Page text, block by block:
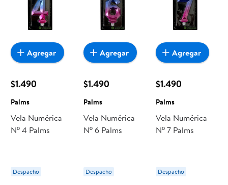
$1.490
Palms
Vela Numérica
Nº 4 Palms
Despacho
Agregar
$1.490
Palms
Vela Numérica
Nº 6 Palms
Despacho
Agregar
$1.490
Palms
Vela Numérica
Nº 7 Palms
Despacho
Agregar